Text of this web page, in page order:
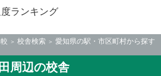
ランキング
校舎検索
愛知県の駅・市区町村から探す
周辺の校舎